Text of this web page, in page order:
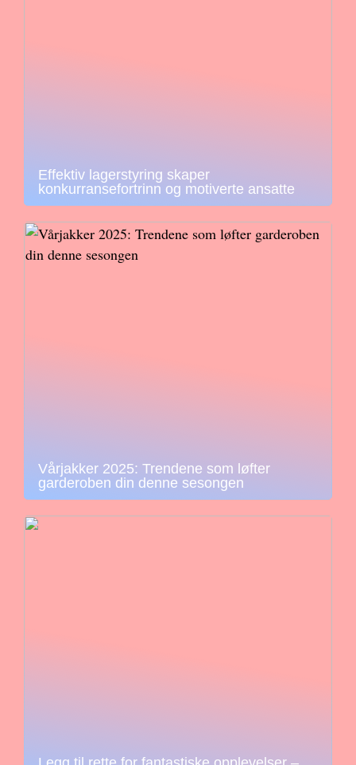
Effektiv lagerstyring skaper
konkurransefortrinn og motiverte ansatte
Vårjakker 2025: Trendene som løfter
garderoben din denne sesongen